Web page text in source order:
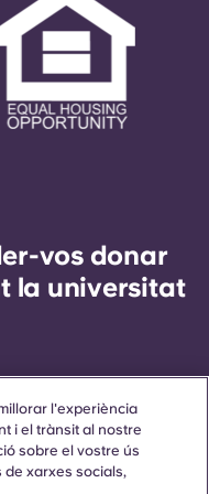
vos donar
la universitat
Legall'experiència
i el trànsit al nostre
sobre el vostre ús
de xarxes socials,